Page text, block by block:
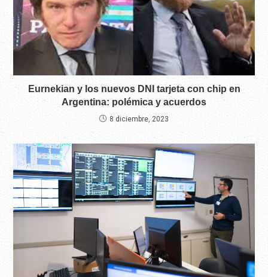
Eurnekian y los nuevos DNI tarjeta con chip en
Argentina: polémica y acuerdos
8 diciembre, 2023